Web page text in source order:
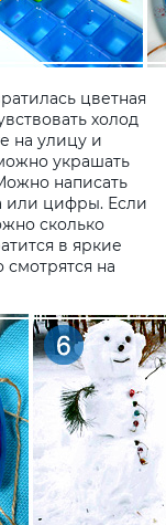
цветная
холод
на улицу и
украшать
написать
или цифры. Если
сколько
в яркие
на